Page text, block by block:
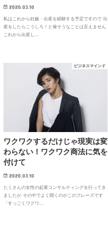
2020.03.10
私はこれから妊娠・出産を経験する予定ですので 出
産をしたらこうしろ！と偉そうなことは言えません
これから出産し…
ビジネスマインド
ワクワクするだけじゃ現実は変
わらない！ワクワク商法に気を
付けて
2020.03.10
たくさんの女性の起業コンサルティングを行ってき
ましたが その中でよく聞くのがこのフレーズです
「すっごくワクワ…